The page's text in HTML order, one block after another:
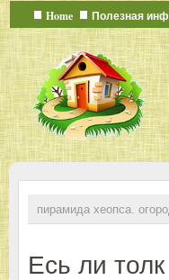
пирамида хеопса.
Есь ли
Home Полезная